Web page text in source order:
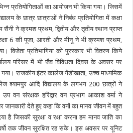
प्रतियोगिताओं का आयोजन भी किया गया। जिसमें
के छात्र छात्राओं ने निबंध प्रतियोगिता में कक्षा
ने क्रमश प्रथम, द्वितीय और तृतीय स्थान प्राप्त
6 की पूजा, आरती और मीनू ने भी क्रमश प्रथम,
विजेता प्रतिभागिया को पुरस्कार भी वितरण किये
परिसर में भी जैव विविधता दिवस के अवसर पर
गया। राजकीय इंटर कालेज गेंडीखाता, उच्च माध्यमिक
श्यामपुर आदि विद्यालय के लगभग 200 छात्रों ने
उप वन संरक्षक हरिद्वार वन प्रभाग आकाश वर्मा ने
जानकारी देते हुए कहा कि वनों का मानव जीवन में बहुत
है जिसकी सुरक्षा व रक्षा करना हम मानव जाति का
तक जीवन सुरक्षित रह सके। इस अवसर पर यूनिट